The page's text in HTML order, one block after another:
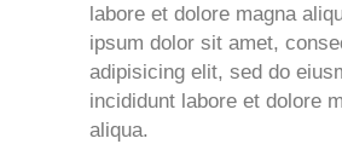
labore et dolore magna
ipsum dolor sit amet,
adipisicing elit, sed do
incididunt labore et dolore
aliqua.